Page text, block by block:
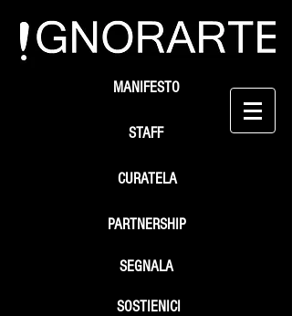
STAFF
SEGNALA
SOSTIENICI
MANIFESTO
PARTNERSHIP
CURATELA